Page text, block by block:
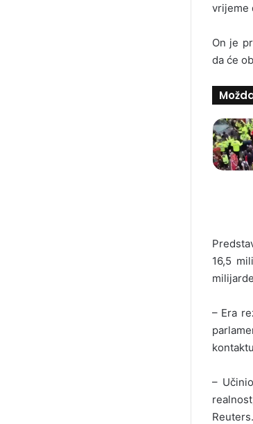
vrijeme
On je
da će
16,5
– Era
–
Reuters.